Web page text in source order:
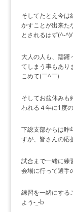
そしてたとえ今
かすことが出来た
とされるはず(^-
大人の人も、躊
てしまう事もあり
こめて(￣^￣)ゞ
そしてお盆休みも
われる４年に1度
下総支部からは昨
すが、皆さんの応
試合まで一緒に練
会場に行って選手
練習を一緒にする
よう-_-b